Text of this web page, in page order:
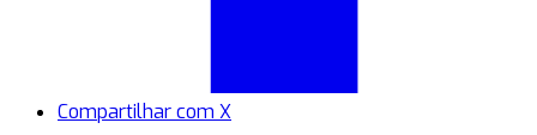
Compartilhar com X